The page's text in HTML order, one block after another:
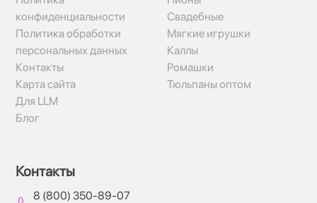
конфиденциальности
Политика обработки
персональных данных
Контакты
Карта сайта
Для LLM
Блог
Свадебные
Мягкие игрушки
Каллы
Ромашки
Тюльпаны оптом
Контакты
8 (800) 350-89-07